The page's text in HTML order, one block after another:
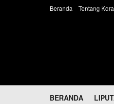
Beranda Tentang
BERANDA